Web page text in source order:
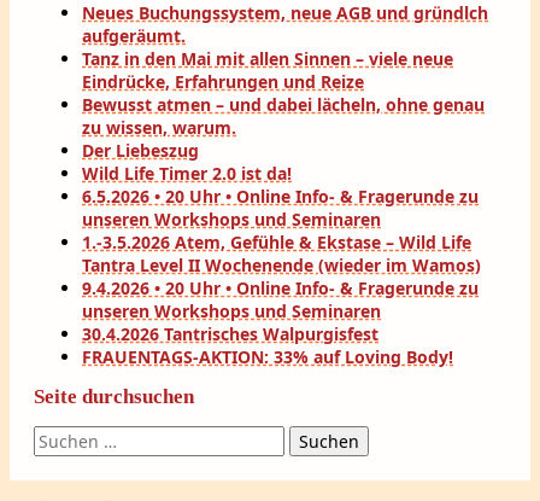
Neues Buchungssystem, neue AGB und gründlch
aufgeräumt.
Tanz in den Mai mit allen Sinnen – viele neue
Eindrücke, Erfahrungen und Reize
Bewusst atmen – und dabei lächeln, ohne genau
zu wissen, warum.
Der Liebeszug
Wild Life Timer 2.0 ist da!
6.5.2026 • 20 Uhr • Online Info- & Fragerunde zu
unseren Workshops und Seminaren
1.-3.5.2026 Atem, Gefühle & Ekstase – Wild Life
Tantra Level II Wochenende (wieder im Wamos)
9.4.2026 • 20 Uhr • Online Info- & Fragerunde zu
unseren Workshops und Seminaren
30.4.2026 Tantrisches Walpurgisfest
FRAUENTAGS-AKTION: 33% auf Loving Body!
Seite durchsuchen
Suchen
nach: